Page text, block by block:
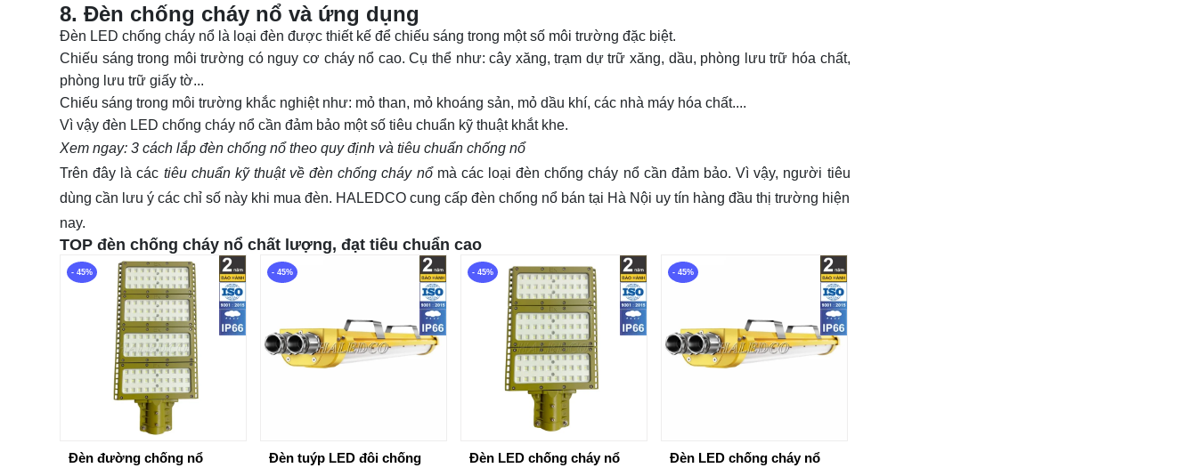
8. Đèn chống cháy nổ và ứng dụng
Đèn LED chống cháy nổ là loại đèn được thiết kế để chiếu sáng trong một số môi trường đặc biệt.
Chiếu sáng trong môi trường có nguy cơ cháy nổ cao. Cụ thể như: cây xăng, trạm dự trữ xăng, dầu, phòng lưu trữ hóa chất,
phòng lưu trữ giấy tờ...
Chiếu sáng trong môi trường khắc nghiệt như: mỏ than, mỏ khoáng sản, mỏ dầu khí, các nhà máy hóa chất....
Vì vậy đèn LED chống cháy nổ cần đảm bảo một số tiêu chuẩn kỹ thuật khắt khe.
Xem ngay: 3 cách lắp đèn chống nổ theo quy định và tiêu chuẩn chống nổ
Trên đây là các tiêu chuẩn kỹ thuật về đèn chống cháy nổmà các loại đèn chống cháy nổ cần đảm bảo. Vì vậy, người tiêu
dùng cần lưu ý các chỉ số này khi mua đèn. HALEDCO cung cấp đèn chống nổ bán tại Hà Nội uy tín hàng đầu thị trường hiện
nay.
TOP đèn chống cháy nổ chất lượng, đạt tiêu chuẩn cao
- 45%
Đèn đường chống nổ
- 45%
Đèn tuýp LED đôi chống
- 45%
Đèn LED chống cháy nổ
- 45%
Đèn LED chống cháy nổ